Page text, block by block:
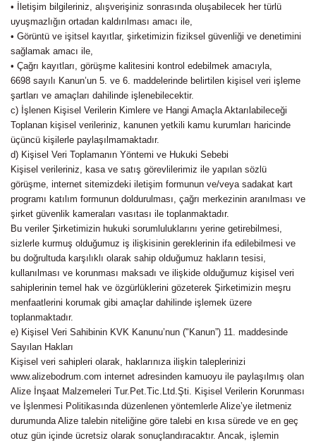
• İletişim bilgileriniz, alışverişiniz sonrasında oluşabilecek her türlü
uyuşmazlığın ortadan kaldırılması amacı ile,
• Görüntü ve işitsel kayıtlar, şirketimizin fiziksel güvenliği ve denetimini
sağlamak amacı ile,
• Çağrı kayıtları, görüşme kalitesini kontrol edebilmek amacıyla,
6698 sayılı Kanun’un 5. ve 6. maddelerinde belirtilen kişisel veri işleme
şartları ve amaçları dahilinde işlenebilecektir.
c) İşlenen Kişisel Verilerin Kimlere ve Hangi Amaçla Aktarılabileceği
Toplanan kişisel verileriniz, kanunen yetkili kamu kurumları haricinde
üçüncü kişilerle paylaşılmamaktadır.
d) Kişisel Veri Toplamanın Yöntemi ve Hukuki Sebebi
Kişisel verileriniz, kasa ve satış görevlilerimiz ile yapılan sözlü
görüşme, internet sitemizdeki iletişim formunun ve/veya sadakat kart
programı katılım formunun doldurulması, çağrı merkezinin aranılması ve
şirket güvenlik kameraları vasıtası ile toplanmaktadır.
Bu veriler Şirketimizin hukuki sorumluluklarını yerine getirebilmesi,
sizlerle kurmuş olduğumuz iş ilişkisinin gereklerinin ifa edilebilmesi ve
bu doğrultuda karşılıklı olarak sahip olduğumuz hakların tesisi,
kullanılması ve korunması maksadı ve ilişkide olduğumuz kişisel veri
sahiplerinin temel hak ve özgürlüklerini gözeterek Şirketimizin meşru
menfaatlerini korumak gibi amaçlar dahilinde işlemek üzere
toplanmaktadır.
e) Kişisel Veri Sahibinin KVK Kanunu’nun ("Kanun”) 11. maddesinde
Sayılan Hakları
Kişisel veri sahipleri olarak, haklarınıza ilişkin taleplerinizi
www.alizebodrum.com internet adresinden kamuoyu ile paylaşılmış olan
Alize İnşaat Malzemeleri Tur.Pet.Tic.Ltd.Şti. Kişisel Verilerin Korunması
ve İşlenmesi Politikasında düzenlenen yöntemlerle Alize’ye iletmeniz
durumunda Alize talebin niteliğine göre talebi en kısa sürede ve en geç
otuz gün içinde ücretsiz olarak sonuçlandıracaktır. Ancak, işlemin